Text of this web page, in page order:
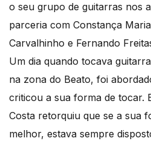
o seu grupo de guitarras nos
parceria com Constança
Carvalhinho e Fernando
Um dia quando tocava
na zona do Beato, foi
criticou a sua forma de tocar.
Costa retorquiu que se a sua
melhor, estava sempre